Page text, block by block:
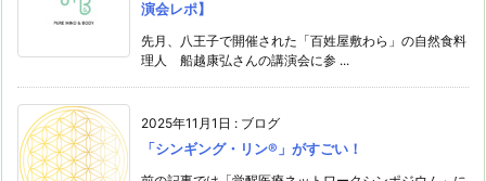
演会レポ】
先月、八王子で開催された「百姓屋敷わら」の自然食料
理人 船越康弘さんの講演会に参 ...
2025年11月1日 : ブログ
「シンギング・リン®️」がすごい！